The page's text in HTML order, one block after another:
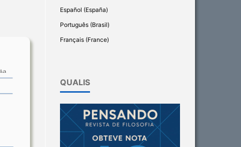
Español (España)
Português (Brasil)
Français (France)
QUALIS